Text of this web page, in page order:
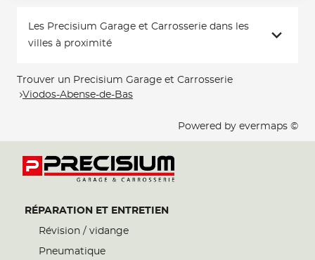
Les Precisium Garage et Carrosserie dans les
villes à proximité
Trouver un Precisium Garage et Carrosserie
Viodos-Abense-de-Bas
Powered by evermaps ©
RÉPARATION ET ENTRETIEN
Révision / vidange
Pneumatique